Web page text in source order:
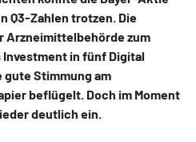
Q3-Zahlen trotzen. Die
Arzneimittelbehörde zum
in fünf Digital
Stimmung am
beflügelt. Doch im Moment
deutlich ein.